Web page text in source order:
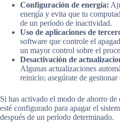
Configuración de energía:
energía y evita que tu
de un período de inactividad.
Uso de aplicaciones de
software que controle el
un mayor control sobre el
Desactivación de
Algunas actualizaciones
reinicio; asegúrate de
Si has activado el modo de ahorro
esté configurado para apagar el
después de un período determinado.